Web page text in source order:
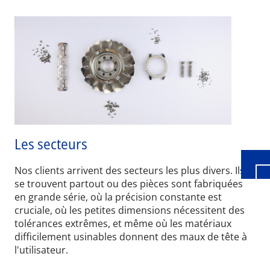
Les secteurs
Nos clients arrivent des secteurs les plus divers. Ils
se trouvent partout ou des pièces sont fabriquées
en grande série, où la précision constante est
cruciale, où les petites dimensions nécessitent des
tolérances extrêmes, et même où les matériaux
difficilement usinables donnent des maux de tête à
l'utilisateur.